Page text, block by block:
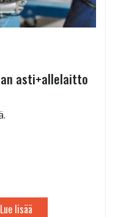
asti+allelaitto
Lue lisää